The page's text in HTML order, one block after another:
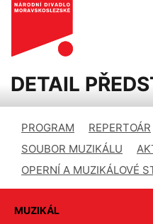
DETAIL
PROGRAM REPERTOÁR
SOUBOR MUZIKÁLU
OPERNÍ A MUZIKÁLOVÉ
MUZIKÁL